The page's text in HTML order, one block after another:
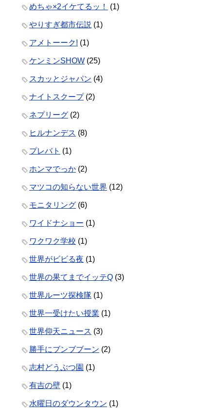
めちゃ×2イケてるッ！ (1)
やりすぎ都市伝説 (1)
アメトーーク! (1)
ケンミンSHOW (25)
スカッとジャパン (4)
ナイトスクープ(2)
ネプリーグ (2)
ヒルナンデス (8)
プレバト (1)
ホンマでっか (2)
マツコの知らない世界 (12)
モニタリング (6)
ワイドナショー (1)
ワクワク学校 (1)
世界がビビる夜 (1)
世界の果てまでイッテQ (3)
世界ルーツ探検隊 (1)
世界一受けたい授業 (1)
世界仰天ニュース (3)
勝手にブンブブーン (2)
志村どうぶつ園 (1)
有吉の壁 (1)
水曜日のダウンタウン (1)